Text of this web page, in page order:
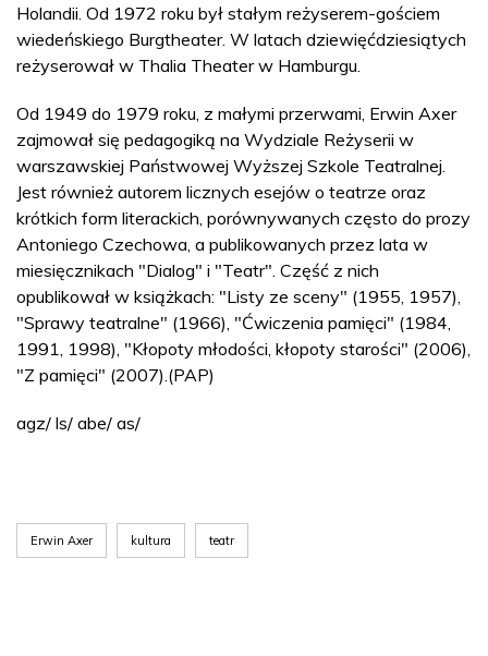
Holandii. Od 1972 roku był stałym reżyserem-gościem
wiedeńskiego Burgtheater. W latach dziewięćdziesiątych
reżyserował w Thalia Theater w Hamburgu.
Od 1949 do 1979 roku, z małymi przerwami, Erwin Axer
zajmował się pedagogiką na Wydziale Reżyserii w
warszawskiej Państwowej Wyższej Szkole Teatralnej.
Jest również autorem licznych esejów o teatrze oraz
krótkich form literackich, porównywanych często do prozy
Antoniego Czechowa, a publikowanych przez lata w
miesięcznikach "Dialog" i "Teatr". Część z nich
opublikował w książkach: "Listy ze sceny" (1955, 1957),
"Sprawy teatralne" (1966), "Ćwiczenia pamięci" (1984,
1991, 1998), "Kłopoty młodości, kłopoty starości" (2006),
"Z pamięci" (2007).(PAP)
agz/ ls/ abe/ as/
Erwin Axer kultura teatr